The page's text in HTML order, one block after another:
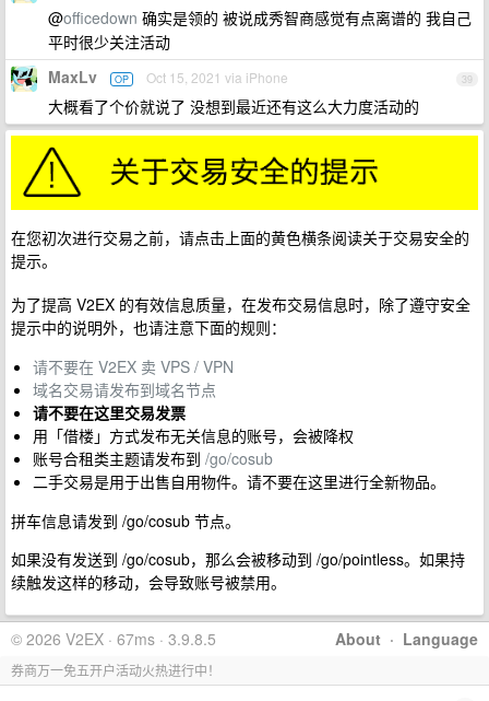
@officedown 确实是领的 被说成秀智商感觉有点离谱的 我自己
平时很少关注活动
39
MaxLv OP Oct 15, 2021 via iPhone
大概看了个价就说了 没想到最近还有这么大力度活动的
在您初次进行交易之前，请点击上面的黄色横条阅读关于交易安全的
提示。
为了提高 V2EX 的有效信息质量，在发布交易信息时，除了遵守安全
提示中的说明外，也请注意下面的规则：
请不要在 V2EX 卖 VPS / VPN
域名交易请发布到域名节点
请不要在这里交易发票
用「借楼」方式发布无关信息的账号，会被降权
账号合租类主题请发布到 /go/cosub
二手交易是用于出售自用物件。请不要在这里进行全新物品。
拼车信息请发到 /go/cosub 节点。
如果没有发送到 /go/cosub，那么会被移动到 /go/pointless。如果持
续触发这样的移动，会导致账号被禁用。
About · Language
© 2026 V2EX · 67ms · 3.9.8.5
券商万一免五开户活动火热进行中！